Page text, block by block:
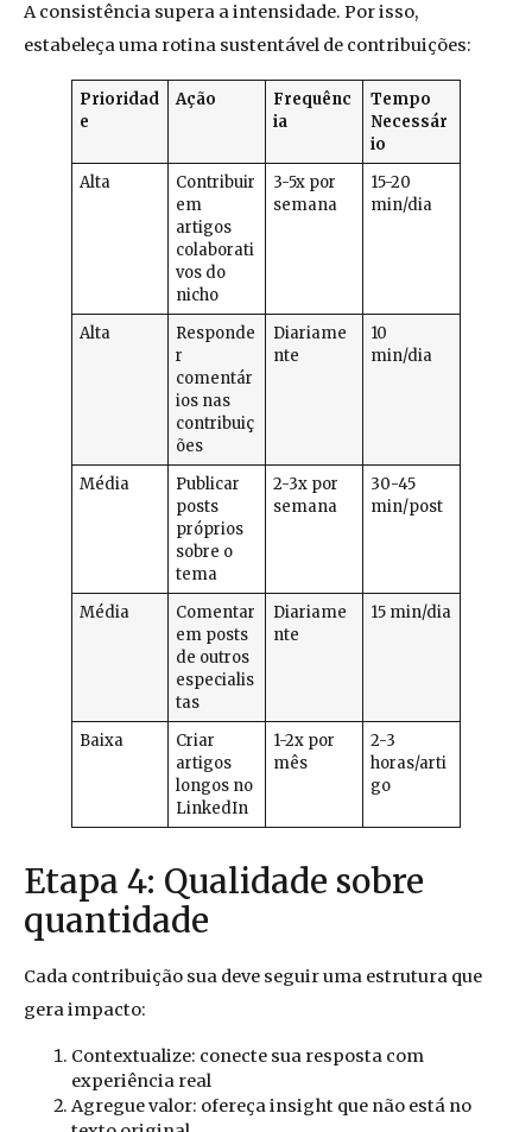
A consistência supera a intensidade. Por isso,
estabeleça uma rotina sustentável de contribuições:
Prioridad
e
Ação
Frequênc
ia
Tempo
Necessár
io
Alta
Contribuir
em
artigos
colaborati
vos do
nicho
3-5x por
semana
15-20
min/dia
Alta
Responde
r
comentár
ios nas
contribuiç
ões
Diariame
nte
10
min/dia
Média
Publicar
posts
próprios
sobre o
tema
2-3x por
semana
30-45
min/post
Média
Comentar
em posts
de outros
especialis
tas
Diariame
nte
15 min/dia
Baixa
Criar
artigos
longos no
LinkedIn
1-2x por
mês
2-3
horas/arti
go
Etapa 4: Qualidade sobre
quantidade
Cada contribuição sua deve seguir uma estrutura que
gera impacto:
Contextualize: conecte sua resposta com
experiência real
Agregue valor: ofereça insight que não está no